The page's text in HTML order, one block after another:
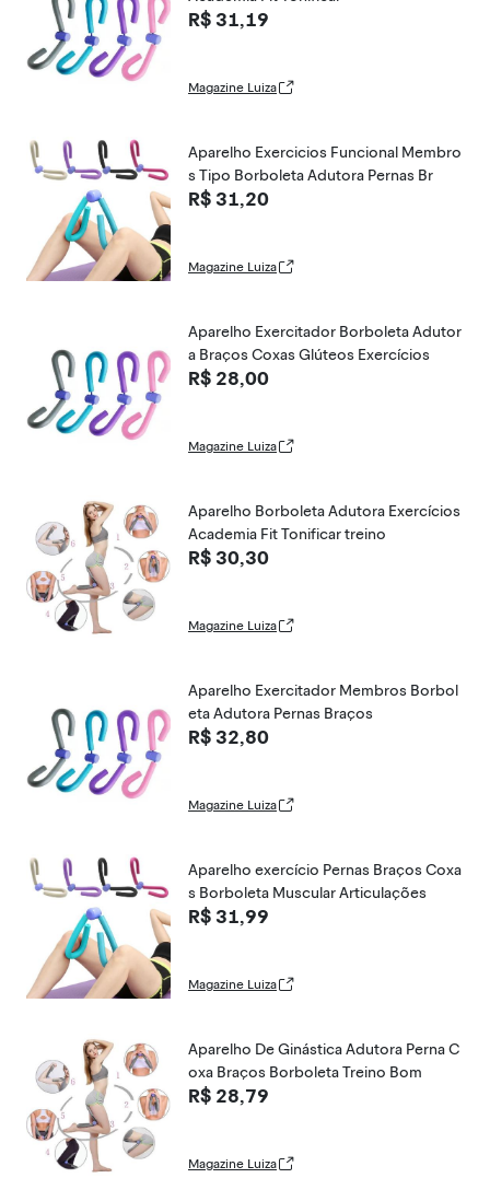
R$ 31,19
Magazine Luiza
Aparelho Exercicios Funcional Membro
s Tipo Borboleta Adutora Pernas Br
R$ 31,20
Magazine Luiza
Aparelho Exercitador Borboleta Adutor
a Braços Coxas Glúteos Exercícios
R$ 28,00
Magazine Luiza
Aparelho Borboleta Adutora Exercícios
Academia Fit Tonificar treino
R$ 30,30
Magazine Luiza
Aparelho Exercitador Membros Borbol
eta Adutora Pernas Braços
R$ 32,80
Magazine Luiza
Aparelho exercício Pernas Braços Coxa
s Borboleta Muscular Articulações
R$ 31,99
Magazine Luiza
Aparelho De Ginástica Adutora Perna C
oxa Braços Borboleta Treino Bom
R$ 28,79
Magazine Luiza